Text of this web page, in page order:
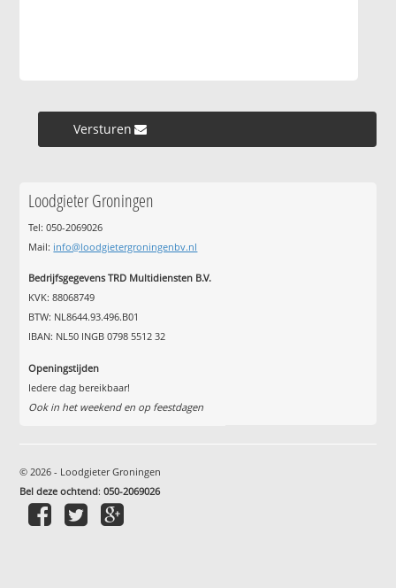
Versturen »
Loodgieter Groningen
Tel: 050-2069026
Mail: info@loodgietergroningenbv.nl
Bedrijfsgegevens TRD Multidiensten B.V.
KVK: 88068749
BTW: NL8644.93.496.B01
IBAN: NL50 INGB 0798 5512 32
Openingstijden
Iedere dag bereikbaar!
Ook in het weekend en op feestdagen
© 2026 - Loodgieter Groningen
Bel deze ochtend:050-2069026